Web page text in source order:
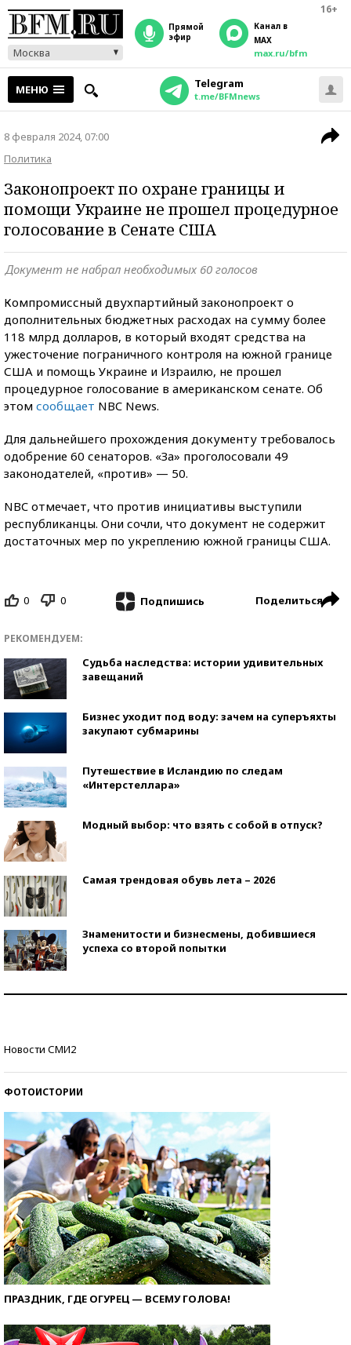
16+
Москва
прямой
эфир
Канал в
MAX
max.ru/bfm
МЕНЮ Telegram
t.me/BFMnews
8 февраля 2024, 07:00
Политика
Законопроект по охране границы и
помощи Украине не прошел процедурное
голосование в Сенате США
Документ не набрал необходимых 60 голосов
Компромиссный двухпартийный законопроект о
дополнительных бюджетных расходах на сумму более
118 млрд долларов, в который входят средства на
ужесточение пограничного контроля на южной границе
США и помощь Украине и Израилю, не прошел
процедурное голосование в американском сенате. Об
этом сообщает NBC News.
Для дальнейшего прохождения документу требовалось
одобрение 60 сенаторов. «За» проголосовали 49
законодателей, «против» — 50.
NBC отмечает, что против инициативы выступили
республиканцы. Они сочли, что документ не содержит
достаточных мер по укреплению южной границы США.
0 0 Подпишись Поделиться
РЕКОМЕНДУЕМ:
Судьба наследства: истории удивительных
завещаний
Бизнес уходит под воду: зачем на суперъяхты
закупают субмарины
Путешествие в Исландию по следам
«Интерстеллара»
Модный выбор: что взять с собой в отпуск?
Самая трендовая обувь лета – 2026
Знаменитости и бизнесмены, добившиеся
успеха со второй попытки
Новости СМИ2
ФОТОИСТОРИИ
ПРАЗДНИК, ГДЕ ОГУРЕЦ — ВСЕМУ ГОЛОВА!